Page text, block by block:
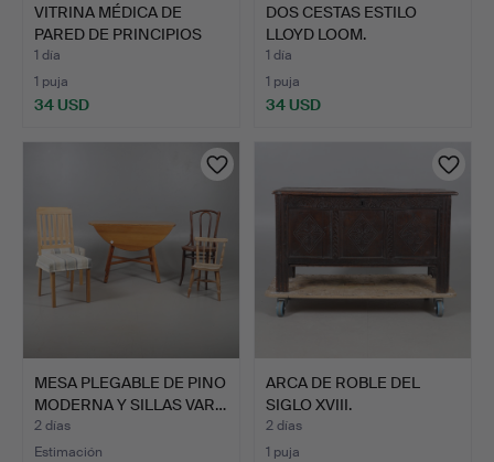
VITRINA MÉDICA DE
PARED DE PRINCIPIOS
DEL …
1 día
1 puja
34 USD
DOS CESTAS ESTILO
LLOYD LOOM.
1 día
1 puja
34 USD
MESA PLEGABLE DE PINO
MODERNA Y SILLAS VAR…
2 días
Estimación
ARCA DE ROBLE DEL
SIGLO XVIII.
2 días
1 puja